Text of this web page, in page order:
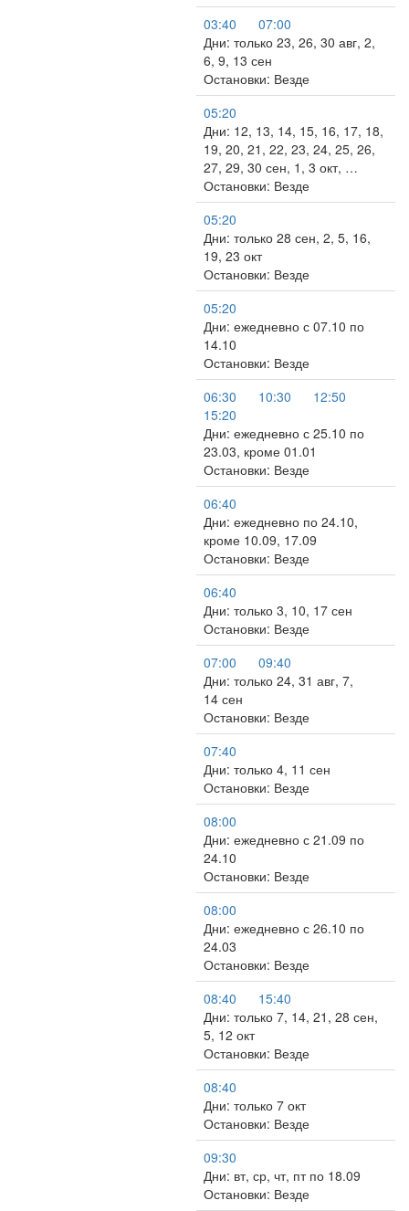
03:40
07:00
Дни: только 23, 26, 30 авг, 2,
6, 9, 13 сен
Остановки: Везде
05:20
Дни: 12, 13, 14, 15, 16, 17, 18,
19, 20, 21, 22, 23, 24, 25, 26,
27, 29, 30 сен, 1, 3 окт, …
Остановки: Везде
05:20
Дни: только 28 сен, 2, 5, 16,
19, 23 окт
Остановки: Везде
05:20
Дни: ежедневно с 07.10 по
14.10
Остановки: Везде
06:30
10:30
12:50
15:20
Дни: ежедневно с 25.10 по
23.03, кроме 01.01
Остановки: Везде
06:40
Дни: ежедневно по 24.10,
кроме 10.09, 17.09
Остановки: Везде
06:40
Дни: только 3, 10, 17 сен
Остановки: Везде
07:00
09:40
Дни: только 24, 31 авг, 7,
14 сен
Остановки: Везде
07:40
Дни: только 4, 11 сен
Остановки: Везде
08:00
Дни: ежедневно с 21.09 по
24.10
Остановки: Везде
08:00
Дни: ежедневно с 26.10 по
24.03
Остановки: Везде
08:40
15:40
Дни: только 7, 14, 21, 28 сен,
5, 12 окт
Остановки: Везде
08:40
Дни: только 7 окт
Остановки: Везде
09:30
Дни: вт, ср, чт, пт по 18.09
Остановки: Везде